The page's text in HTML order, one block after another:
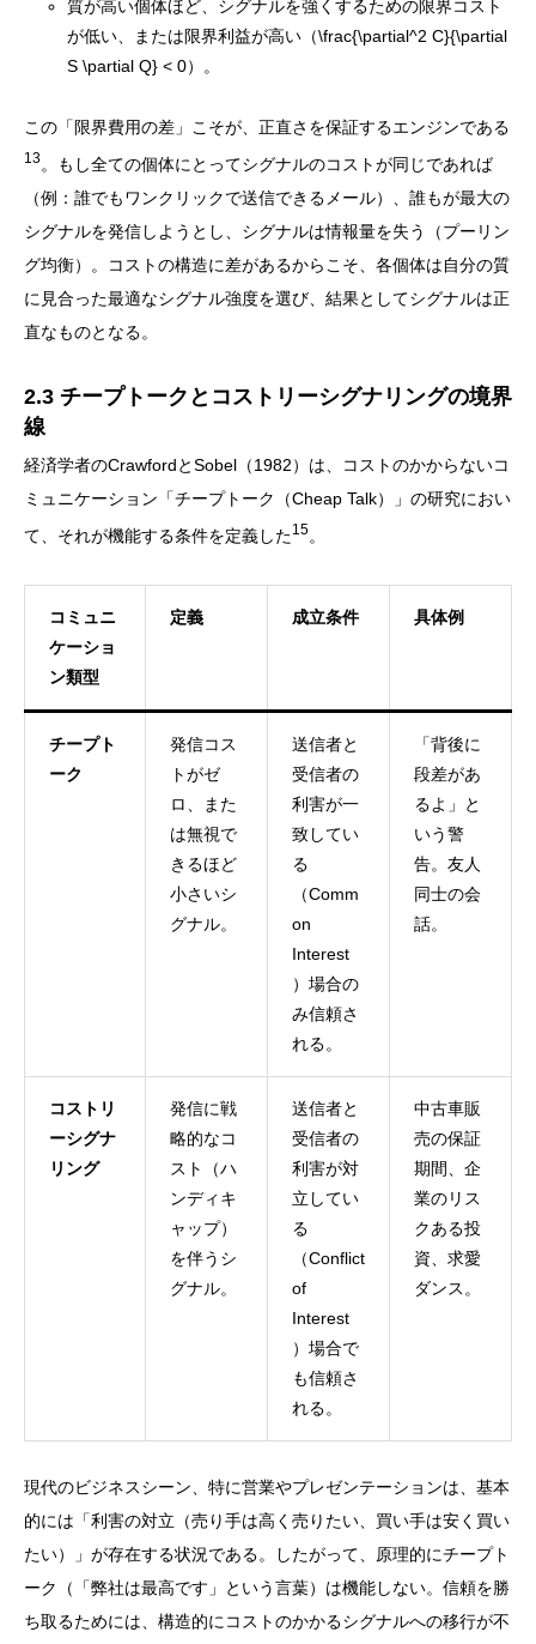
質が高い個体ほど、シグナルを強くするための限界コスト
が低い、または限界利益が高い（\frac{\partial^2 C}{\partial
S \partial Q} < 0）。
この「限界費用の差」こそが、正直さを保証するエンジンである
13。もし全ての個体にとってシグナルのコストが同じであれば
（例：誰でもワンクリックで送信できるメール）、誰もが最大の
シグナルを発信しようとし、シグナルは情報量を失う（プーリン
グ均衡）。コストの構造に差があるからこそ、各個体は自分の質
に見合った最適なシグナル強度を選び、結果としてシグナルは正
直なものとなる。
2.3 チープトークとコストリーシグナリングの境界
線
経済学者のCrawfordとSobel（1982）は、コストのかからないコ
ミュニケーション「チープトーク（Cheap Talk）」の研究におい
て、それが機能する条件を定義した15。
コミュニ
ケーショ
ン類型
定義 成立条件 具体例
チープト
ーク
発信コス
トがゼ
ロ、また
は無視で
きるほど
小さいシ
グナル。
送信者と
受信者の
利害が一
致してい
る
（Comm
on
Interest
）場合の
み信頼さ
れる。
「背後に
段差があ
るよ」と
いう警
告。友人
同士の会
話。
コストリ
ーシグナ
リング
発信に戦
略的なコ
スト（ハ
ンディキ
ャップ）
を伴うシ
グナル。
送信者と
受信者の
利害が対
立してい
る
（Conflict
of
Interest
）場合で
も信頼さ
れる。
中古車販
売の保証
期間、企
業のリス
クある投
資、求愛
ダンス。
現代のビジネスシーン、特に営業やプレゼンテーションは、基本
的には「利害の対立（売り手は高く売りたい、買い手は安く買い
たい）」が存在する状況である。したがって、原理的にチープト
ーク（「弊社は最高です」という言葉）は機能しない。信頼を勝
ち取るためには、構造的にコストのかかるシグナルへの移行が不